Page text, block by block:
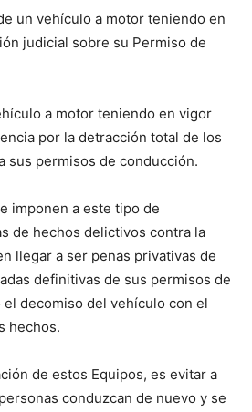
un vehículo a motor teniendo en
judicial sobre su Permiso de
a motor teniendo en vigor
por la detracción total de los
sus permisos de conducción.
imponen a este tipo de
de hechos delictivos contra la
llegar a ser penas privativas de
definitivas de sus permisos de
decomiso del vehículo con el
hechos.
de estos Equipos, es evitar a
conduzcan de nuevo y se